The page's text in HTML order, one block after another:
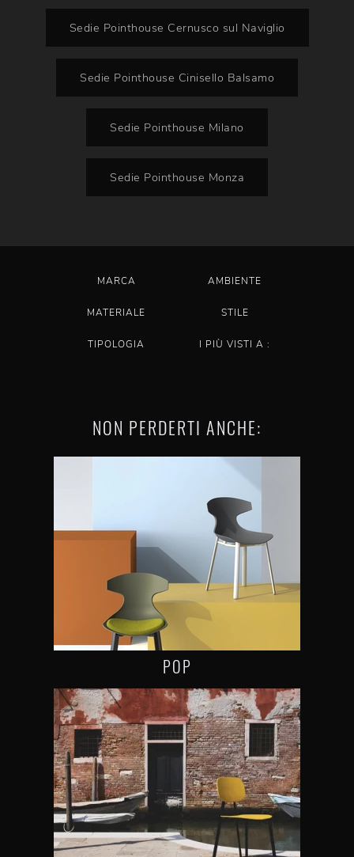
Sedie Pointhouse Cernusco sul Naviglio
Sedie Pointhouse Cinisello Balsamo
Sedie Pointhouse Milano
Sedie Pointhouse Monza
MARCA AMBIENTE
MATERIALE STILE
TIPOLOGIA I PIÙ VISTI A :
NON PERDERTI ANCHE:
POP